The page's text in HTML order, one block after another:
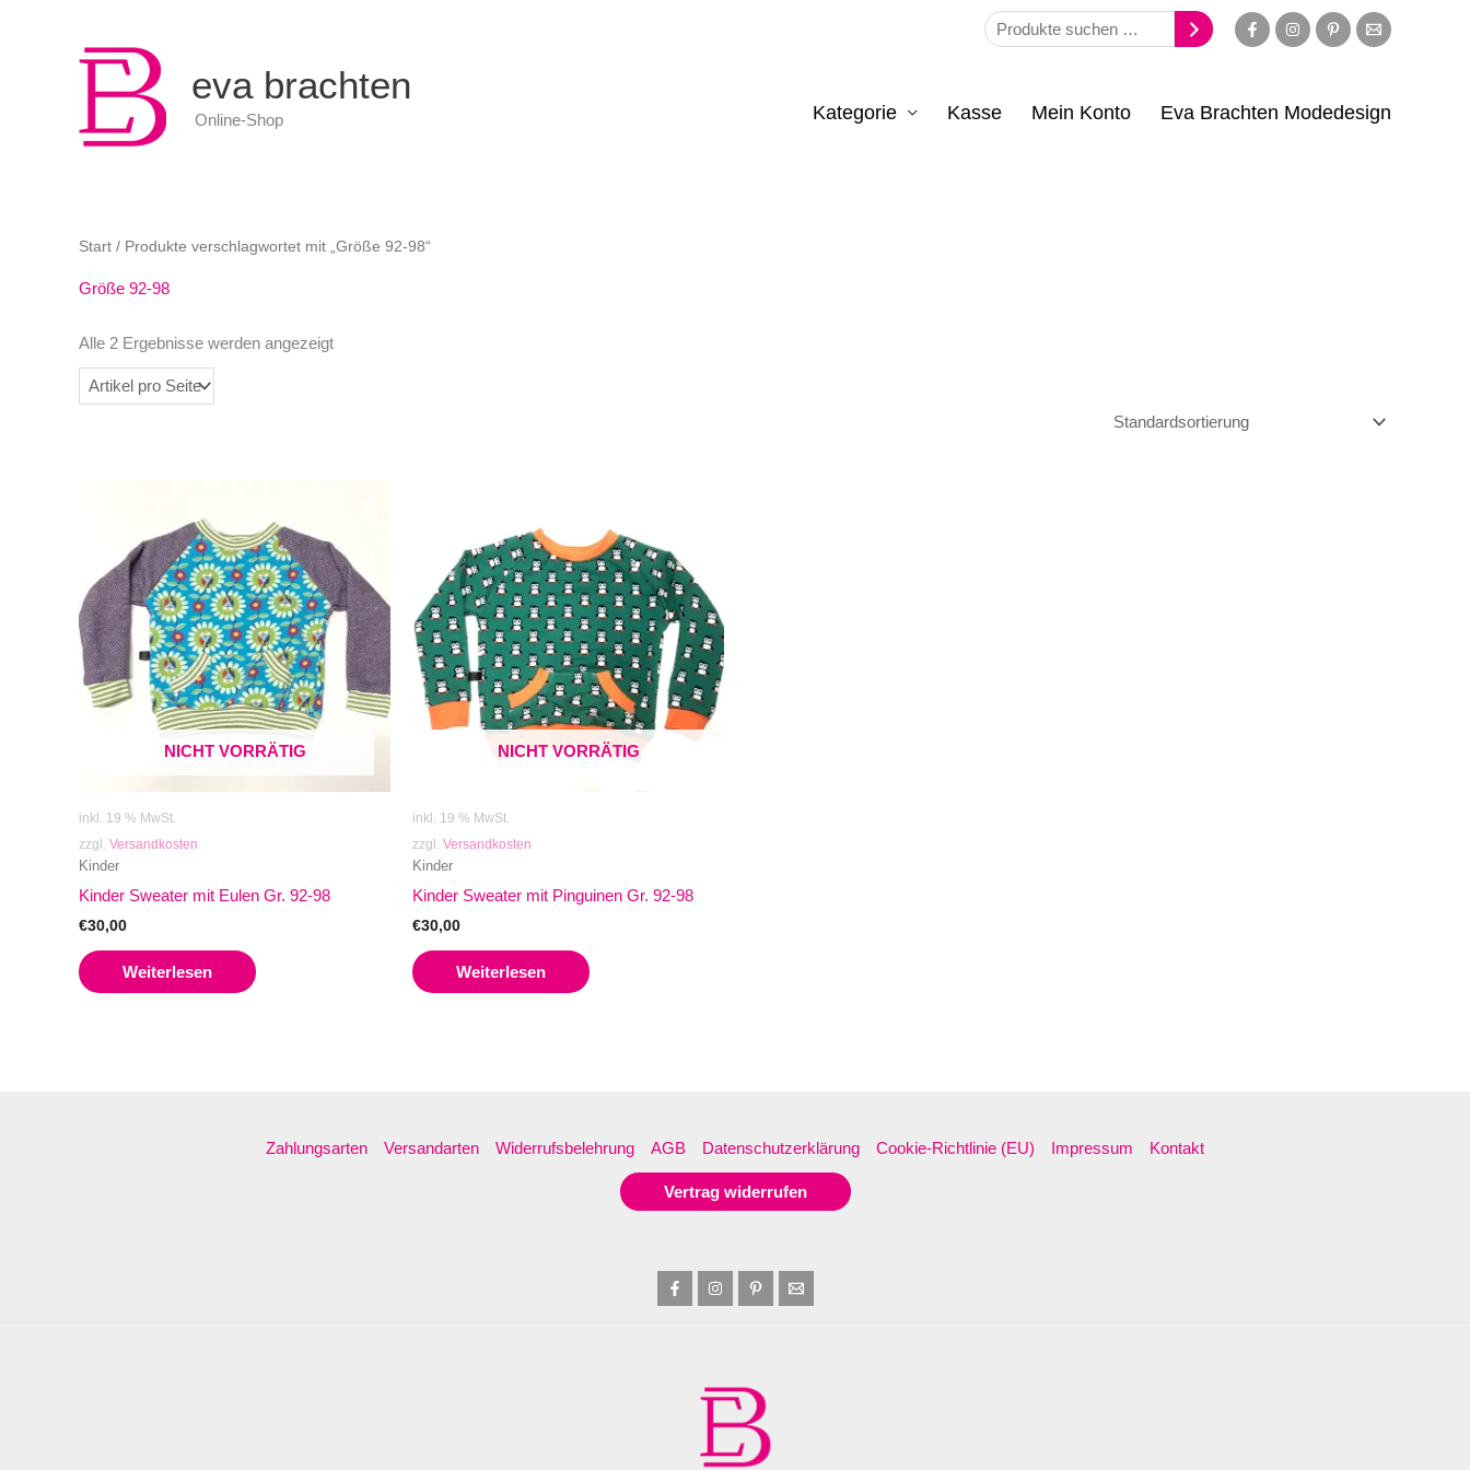
eva brachten
Online-Shop Kategorie Kasse Mein Konto Eva Brachten Modedesign
Start / Produkte verschlagwortet mit „Größe 92-98“
Größe 92-98
Alle 2 Ergebnisse werden angezeigt
NICHT VORRÄTIG
inkl. 19 % MwSt.
zzgl. Versandkosten
Kinder
Kinder Sweater mit Eulen Gr. 92-98
€30,00
Weiterlesen
NICHT VORRÄTIG
inkl. 19 % MwSt.
zzgl. Versandkosten
Kinder
Kinder Sweater mit Pinguinen Gr. 92-98
€30,00
Weiterlesen
Zahlungsarten Versandarten Widerrufsbelehrung AGB Datenschutzerklärung Cookie-Richtlinie (EU) Impressum Kontakt
Vertrag widerrufen